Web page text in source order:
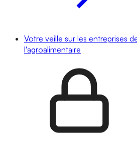
Votre veille sur les entreprises
l'agroalimentaire